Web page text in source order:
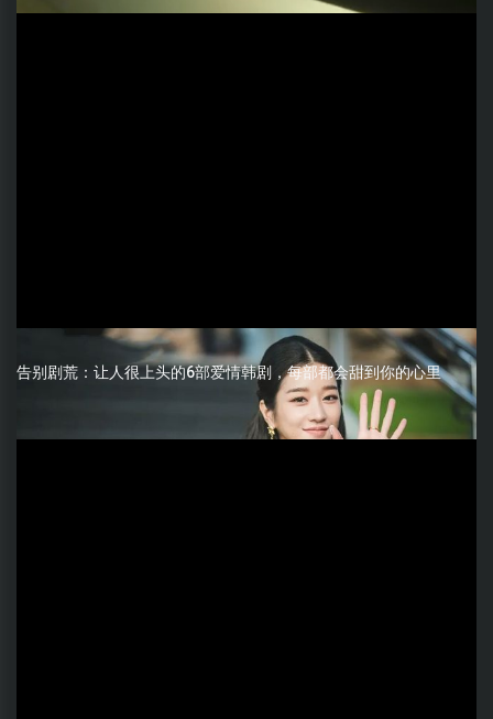
告别剧荒：让人很上头的6部爱情韩剧，每部都会甜到你的心里